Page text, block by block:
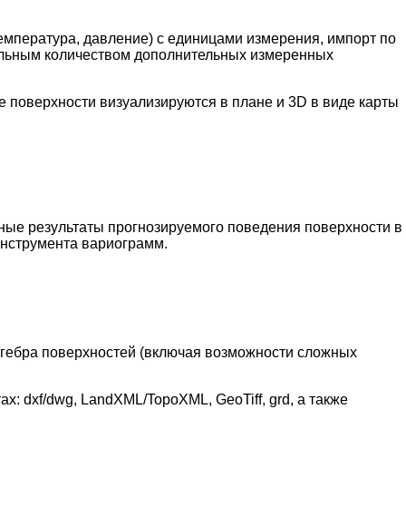
давление) с единицами измерения, импорт по
количеством дополнительных измеренных
визуализируются в плане и 3D в виде карты
результаты прогнозируемого поведения поверхности в
вариограмм.
поверхностей (включая возможности сложных
dxf/dwg, LandXML/TopoXML, GeoTiff, grd, а также